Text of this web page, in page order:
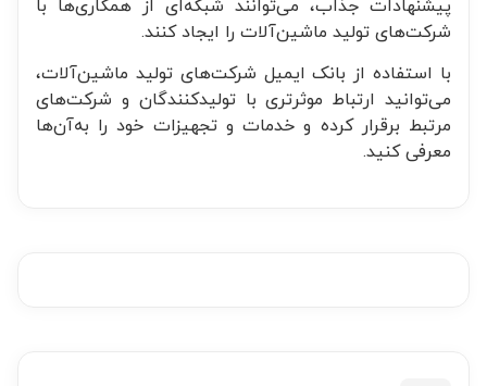
پیشنهادات جذاب، می‌توانند شبکه‌ای از همکاری‌ها با
شرکت‌های تولید ماشین‌آلات را ایجاد کنند.
با استفاده از بانک ایمیل شرکت‌های تولید ماشین‌آلات،
می‌توانید ارتباط موثر‌تری با تولیدکنندگان و شرکت‌های
مرتبط برقرار کرده و خدمات و تجهیزات خود را به‌آن‌ها
معرفی کنید.